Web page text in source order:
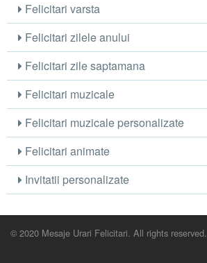
Felicitari varsta
Felicitari zilele anului
Felicitari zile saptamana
Felicitari muzicale
Felicitari muzicale personalizate
Felicitari animate
Invitatii personalizate
© 2020 Mesaje Urari Felicitari. All rights reserved.